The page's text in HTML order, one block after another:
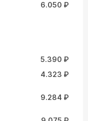
6.050 ₽
5.390 ₽
4.323 ₽
9.284 ₽